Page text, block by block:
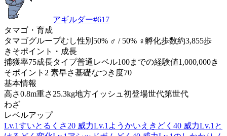
アギルダー#617
タマゴ・育成
タマゴグループむし性別 50% ♂ / 50% ♀ 孵化歩数約3,855歩
きそポイント・成長
捕獲率75成長タイプ普通 レベル100までの経験値1,000,000き
そポイント 2 素早さ基礎なつき度70
基本情報
高さ0.8m重さ 25.3kg地方イッシュ 初登場世代第世代
わざ
レベルアップ
Lv.1すいとる くさ 20 威力Lv.1 ようかいえき どく 40 威力Lv.1 と